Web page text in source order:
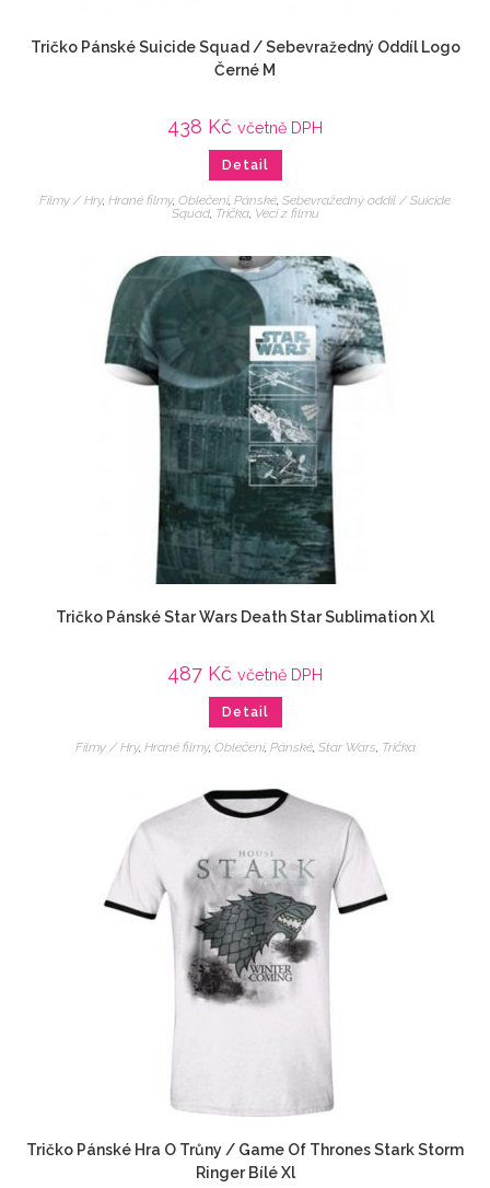
Tričko Pánské Suicide Squad / Sebevražedný Oddíl Logo
Černé M
438 Kč včetně DPH
Detail
Filmy / Hry, Hrané filmy, Oblečení, Pánské, Sebevražedný oddíl / Suicide
Squad, Trička, Veci z filmu
Tričko Pánské Star Wars Death Star Sublimation Xl
487 Kč včetně DPH
Detail
Filmy / Hry, Hrané filmy, Oblečení, Pánské, Star Wars Trička
Tričko Pánské Hra O Trůny / Game Of Thrones Stark Storm
Ringer Bílé Xl